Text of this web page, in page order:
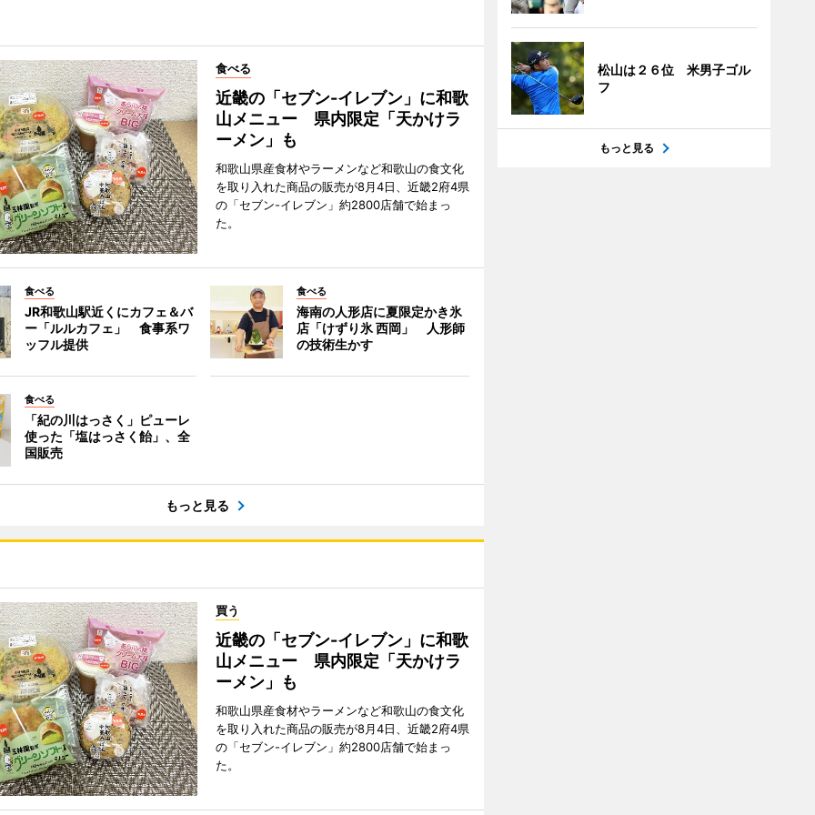
食べる
近畿の「セブン-イレブン」に和歌
山メニュー 県内限定「天かけラ
ーメン」も
和歌山県産食材やラーメンなど和歌山の食文化
を取り入れた商品の販売が8月4日、近畿2府4県
の「セブン-イレブン」約2800店舗で始まっ
た。
食べる
JR和歌山駅近くにカフェ＆バ
ー「ルルカフェ」 食事系ワ
ッフル提供
食べる
海南の人形店に夏限定かき氷
店「けずり氷 西岡」 人形師
の技術生かす
食べる
「紀の川はっさく」ピューレ
使った「塩はっさく飴」、全
国販売
もっと見る
買う
近畿の「セブン-イレブン」に和歌
山メニュー 県内限定「天かけラ
ーメン」も
和歌山県産食材やラーメンなど和歌山の食文化
を取り入れた商品の販売が8月4日、近畿2府4県
の「セブン-イレブン」約2800店舗で始まっ
た。
松山は２６位 米男子ゴル
フ
もっと見る